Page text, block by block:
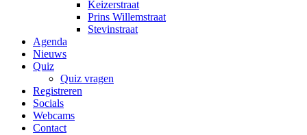
Keizerstraat
Prins Willemstraat
Stevinstraat
Agenda
Nieuws
Quiz
Quiz vragen
Registreren
Socials
Webcams
Contact